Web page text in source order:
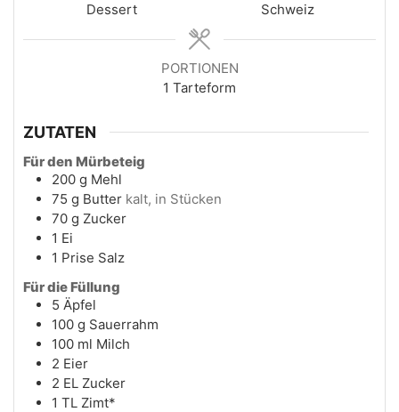
Dessert
Schweiz
PORTIONEN
1 Tarteform
ZUTATEN
Für den Mürbeteig
200 g Mehl
75 g Butter kalt, in Stücken
70 g Zucker
1 Ei
1 Prise Salz
Für die Füllung
5 Äpfel
100 g Sauerrahm
100 ml Milch
2 Eier
2 EL Zucker
1 TL Zimt*